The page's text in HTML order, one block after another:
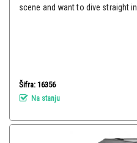
scene and want to dive straight in.
Šifra: 16356
Na stanju